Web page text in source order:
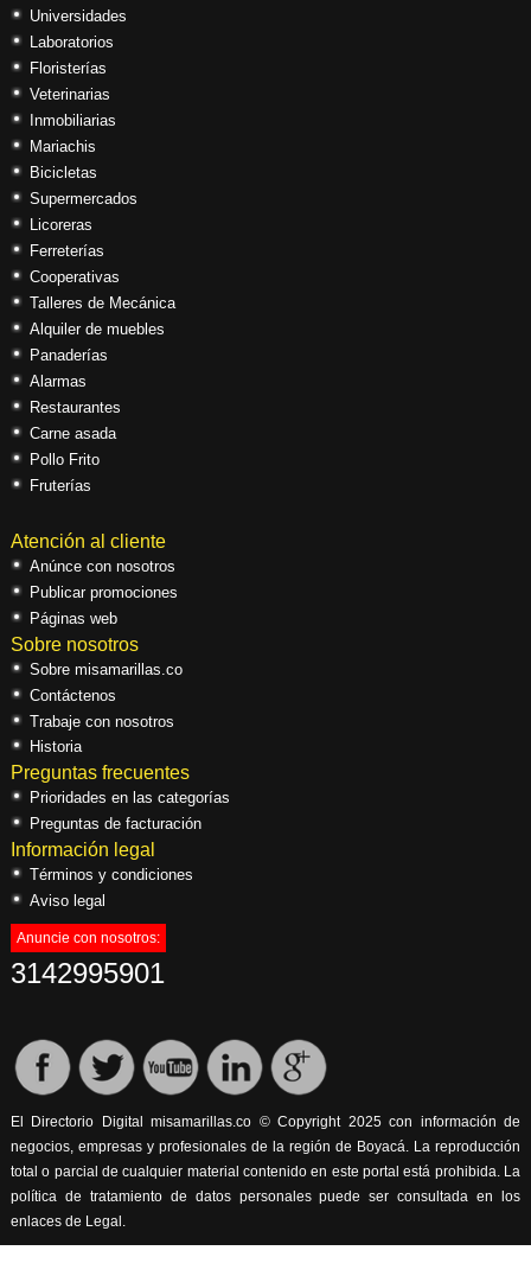
Universidades
Laboratorios
Floristerías
Veterinarias
Inmobiliarias
Mariachis
Bicicletas
Supermercados
Licoreras
Ferreterías
Cooperativas
Talleres de Mecánica
Alquiler de muebles
Panaderías
Alarmas
Restaurantes
Carne asada
Pollo Frito
Fruterías
Atención al cliente
Anúnce con nosotros
Publicar promociones
Páginas web
Sobre nosotros
Sobre misamarillas.co
Contáctenos
Trabaje con nosotros
Historia
Preguntas frecuentes
Prioridades en las categorías
Preguntas de facturación
Información legal
Términos y condiciones
Aviso legal
Anuncie con nosotros:
3142995901
El Directorio Digital misamarillas.co © Copyright 2025 con información de
negocios, empresas y profesionales de la región de Boyacá. La reproducción
total o parcial de cualquier material contenido en este portal está prohibida. La
política de tratamiento de datos personales puede ser consultada en los
enlaces de Legal.